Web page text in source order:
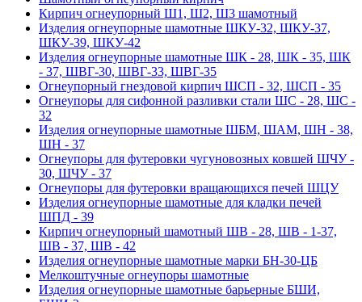
Кирпич огнеупорный Ш1, Ш2, Ш3 шамотный
Изделия огнеупорные шамотные ШКУ-32, ШКУ-37,
ШКУ-39, ШКУ-42
Изделия огнеупорные шамотные ШК - 28, ШК - 35, ШК
- 37, ШВГ-30, ШВГ-33, ШВГ-35
Огнеупорный гнездовой кирпич ШСП - 32, ШСП - 35
Огнеупоры для сифонной разливки стали ШС - 28, ШС -
32
Изделия огнеупорные шамотные ШБМ, ШАМ, ШН - 38,
ШН - 37
Огнеупоры для футеровки чугуновозных ковшей ШЧУ -
30, ШЧУ - 37
Огнеупоры для футеровки вращающихся печей ШЦУ
Изделия огнеупорные шамотные для кладки печей
ШПД - 39
Кирпич огнеупорный шамотный ШВ - 28, ШВ - 1-37,
ШВ - 37, ШВ - 42
Изделия огнеупорные шамотные марки БН-30-ЦБ
Мелкоштучные огнеупоры шамотные
Изделия огнеупорные шамотные барьерные БШИ,